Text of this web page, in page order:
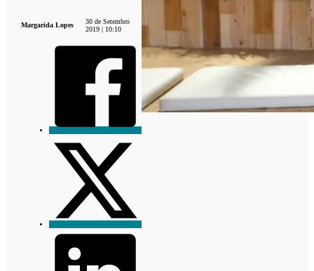
Margarida Lopes
30 de Setembro
2019 | 10:10